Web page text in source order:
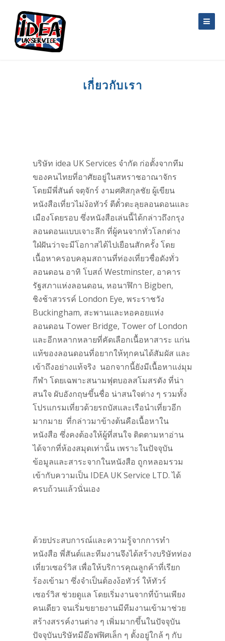
เกี่ยวกับเรา
บริษัท idea UK Services จำกัด ก่อตั้งจากทีม
ของคนไทยที่อาศัยอยู่ในสหราชอาณาจักร
โดยมีพี่สันต์ จตุจักร์ งามศศิสกุลชัย ผู้เขียน
หนังสือเที่ยวไม่ง้อทัวร์ ตีตั๋วตะลุยลอนดอนและ
เมืองโดยรอบ ซึ่งหนังสือเล่นนี้ได้กล่าวถึงกรุง
ลอนดอนแบบเจาะลึก ที่ผู้คนจากทั่วโลกต่าง
ใฝ่ฝันว่าจะมีโอกาสได้ไปเยือนสักครั้ง โดย
เนื้อหาครอบคลุมสถานที่ท่องเที่ยวชื่อดังทั่ว
ลอนดอน อาทิ โบสถ์ Westminster, อาคาร
รัฐสภาแห่งลอนดอน, หอนาฬิกา Bigben,
ชิงช้าสวรรค์ London Eye, พระราชวัง
Buckingham, สะพานและหอคอยแห่ง
ลอนดอน Tower Bridge, Tower of London
และอีกหลากหลายที่คัดเลือกเนื้อหาสาระ แก่น
แท้ของลอนดอนที่อยากให้ทุกคนได้สัมผัส และ
เข้าถึงอย่างแท้จริง นอกจากนี้ยังมีเนื้อหาแง่มุม
กีฬา โดยเฉพาะสนามฟุตบอลสโมสรดัง ที่น่า
สนใจ ผับอังกฤษขึ้นชื่อ น่าสนใจต่าง ๆ รวมทั้ง
โปรแกรมเที่ยวด้วยรถบัสและเรือนำเที่ยวอีก
มากมาย ที่กล่าวมาข้างต้นคือเนื้อหาใน
หนังสือ ซึ่งคงต้องให้ผู้ที่สนใจ ติดตามหาอ่าน
ได้จากที่ห้องสมุดเท่านั้น เพราะในปัจจุบัน
ข้อมูลและสาระจากในหนังสือ ถูกหลอมรวม
เข้ากับความเป็น IDEA UK Service LTD. ได้
ครบถ้วนแล้วนั่นเอง
ด้วยประสบการณ์และความรู้จากการทำ
หนังสือ พี่สันต์และทีมงานจึงได้สร้างบริษัทท่อง
เที่ยวเซอร์วิส เพื่อให้บริการคุณลูกค้าที่เรียก
ร้องเข้ามา ซึ่งจำเป็นต้องง้อทัวร์ ให้ทัวร์
เซอร์วิส ช่วยดูแล โดยเริ่มงานจากที่บ้านเพียง
คนเดียว จนเริ่มขยายงานมีทีมงานเข้ามาช่วย
สร้างสรรค์งานต่าง ๆ เพิ่มมากขึ้นในปัจจุบัน
ปัจจุบันบริษัทมีอ๊อฟฟิศเล็ก ๆ ตั้งอยู่ใกล้ ๆ กับ